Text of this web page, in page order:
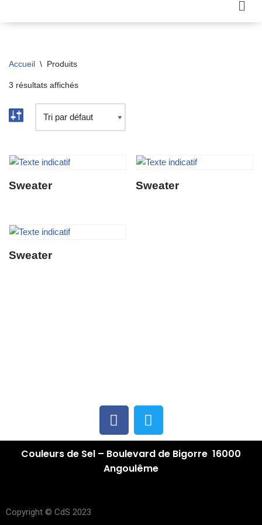
contenu
Accueil \ Produits
3 résultats affichés
Sweater Sweater
Sweater
Couleurs de Sel – Boulevard de Bigorre 16000
Angoulême
Copyright © CdS 2023